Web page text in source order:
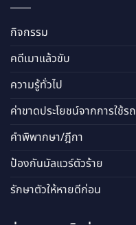
กิจกรรม
คดีเมาแล้วขับ
ความรู้ทั่วไป
ค่าขาดประโยชน์จากการใช้รถ
คำพิพากษา/ฎีกา
ป้องกันมัลแวร์ตัวร้าย
รักษาตัวให้หายดีก่อน